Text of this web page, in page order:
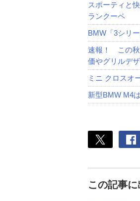
スポーティと
ランクーペ
BMW「3シリ
速報！ この秋
価やグリルデ
ミニ クロスオ
新型BMW M4
この記事